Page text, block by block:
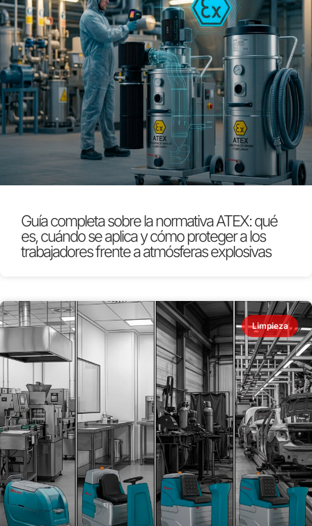
Guía completa sobre la normativa ATEX: qué
es, cuándo se aplica y cómo proteger a los
trabajadores frente a atmósferas explosivas
Limpieza